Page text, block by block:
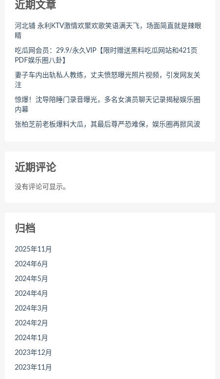
近期文章
河北铺 永利KTV激情欢聚欢歌笑语满天飞，场面简直就是辣眼
睛
吃瓜网会员：29.9/永久VIP【限时赠送黑料吃瓜网站和421页
PDF娱乐圈八卦】
妻子车内出轨私人教练，丈夫愤怒曝光照片视频，引发网友关
注
惊爆！沈导陪睡门录音曝光，多名女演员聊天记录揭秘娱乐圈
内幕
张柏芝前老板爆料大瓜，其最后尊严恐难保，娱乐圈再掀风波
近期评论
没有评论可显示。
归档
2025年11月
2024年6月
2024年5月
2024年4月
2024年3月
2024年2月
2024年1月
2023年12月
2023年11月